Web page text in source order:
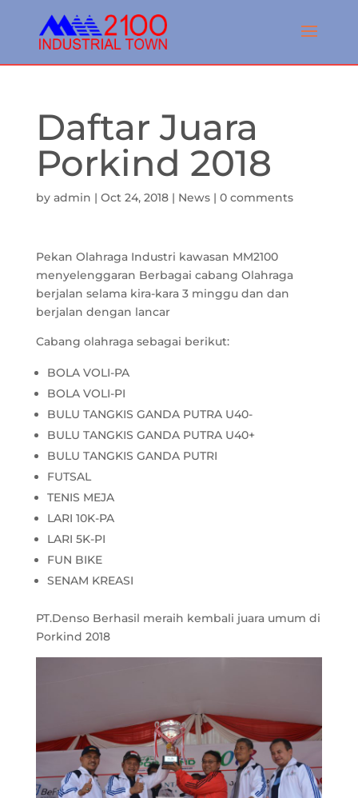
Daftar Juara
Porkind 2018
by admin | Oct 24, 2018| News| 0 comments
Pekan Olahraga Industri kawasan MM2100
menyelenggaran Berbagai cabang Olahraga
berjalan selama kira-kara 3 minggu dan dan
berjalan dengan lancar
Cabang olahraga sebagai berikut:
BOLA VOLI-PA
BOLA VOLI-PI
BULU TANGKIS GANDA PUTRA U40-
BULU TANGKIS GANDA PUTRA U40+
BULU TANGKIS GANDA PUTRI
FUTSAL
TENIS MEJA
LARI 10K-PA
LARI 5K-PI
FUN BIKE
SENAM KREASI
PT.Denso Berhasil meraih kembali juara umum di
Porkind 2018